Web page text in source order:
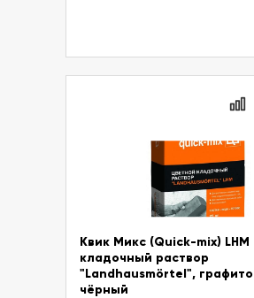
Квик Микс (Quick-mix) LHM
кладочный раствор
"Landhausmörtel",
чёрный